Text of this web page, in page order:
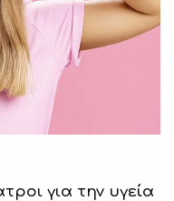
για την υγεία